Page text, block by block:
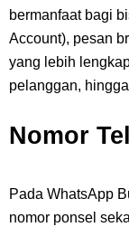
bermanfaat bagi
Account), pesan
yang lebih
pelanggan,
Nomor
Pada WhatsApp
nomor ponsel